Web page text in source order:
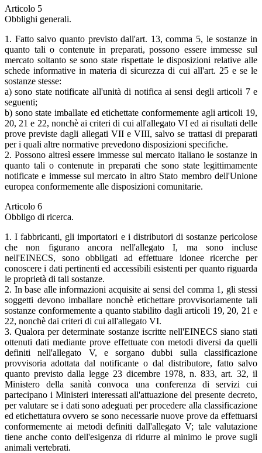
Articolo 5
Obblighi generali.
1. Fatto salvo quanto previsto dall'art. 13, comma 5, le sostanze in
quanto tali o contenute in preparati, possono essere immesse sul
mercato soltanto se sono state rispettate le disposizioni relative alle
schede informative in materia di sicurezza di cui all'art. 25 e se le
sostanze stesse:
a) sono state notificate all'unità di notifica ai sensi degli articoli 7 e
seguenti;
b) sono state imballate ed etichettate conformemente agli articoli 19,
20, 21 e 22, nonchè ai criteri di cui all'allegato VI ed ai risultati delle
prove previste dagli allegati VII e VIII, salvo se trattasi di preparati
per i quali altre normative prevedono disposizioni specifiche.
2. Possono altresì essere immesse sul mercato italiano le sostanze in
quanto tali o contenute in preparati che sono state legittimamente
notificate e immesse sul mercato in altro Stato membro dell'Unione
europea conformemente alle disposizioni comunitarie.
Articolo 6
Obbligo di ricerca.
1. I fabbricanti, gli importatori e i distributori di sostanze pericolose
che non figurano ancora nell'allegato I, ma sono incluse
nell'EINECS, sono obbligati ad effettuare idonee ricerche per
conoscere i dati pertinenti ed accessibili esistenti per quanto riguarda
le proprietà di tali sostanze.
2. In base alle informazioni acquisite ai sensi del comma 1, gli stessi
soggetti devono imballare nonchè etichettare provvisoriamente tali
sostanze conformemente a quanto stabilito dagli articoli 19, 20, 21 e
22, nonchè dai criteri di cui all'allegato VI.
3. Qualora per determinate sostanze iscritte nell'EINECS siano stati
ottenuti dati mediante prove effettuate con metodi diversi da quelli
definiti nell'allegato V, e sorgano dubbi sulla classificazione
provvisoria adottata dal notificante o dal distributore, fatto salvo
quanto previsto dalla legge 23 dicembre 1978, n. 833, art. 32, il
Ministero della sanità convoca una conferenza di servizi cui
partecipano i Ministeri interessati all'attuazione del presente decreto,
per valutare se i dati sono adeguati per procedere alla classificazione
ed etichettatura ovvero se sono necessarie nuove prove da effettuarsi
conformemente ai metodi definiti dall'allegato V; tale valutazione
tiene anche conto dell'esigenza di ridurre al minimo le prove sugli
animali vertebrati.